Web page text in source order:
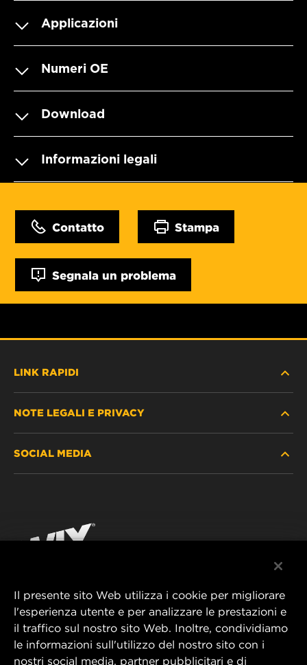
Applicazioni
Numeri OE
Download
Informazioni legali
Contatto Stampa
Segnala un problema
LINK RAPIDI
DOVE ACQUISTARE
CONTATTACI
NOTE LEGALI E PRIVACY
IMPRESSUM
SOCIAL MEDIA
YouTube
MANN+HUMMEL FT Poland
ul. Wrocławska 145,
63-800 GOSTYŃ, POLAND
Il presente sito Web utilizza i cookie per migliorare
l'esperienza utente e per analizzare le prestazioni e
il traffico sul nostro sito Web. Inoltre, condividiamo
le informazioni sull'utilizzo del nostro sito con i
nostri social media, partner pubblicitari e di